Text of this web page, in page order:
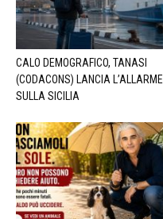
CALO DEMOGRAFICO, TANASI
(CODACONS) LANCIA L’ALLARME
SULLA SICILIA